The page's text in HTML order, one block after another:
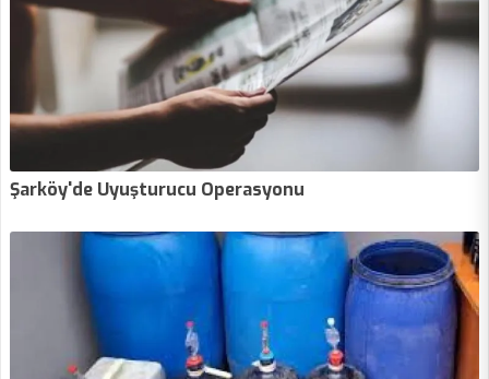
Şarköy'de Uyuşturucu Operasyonu